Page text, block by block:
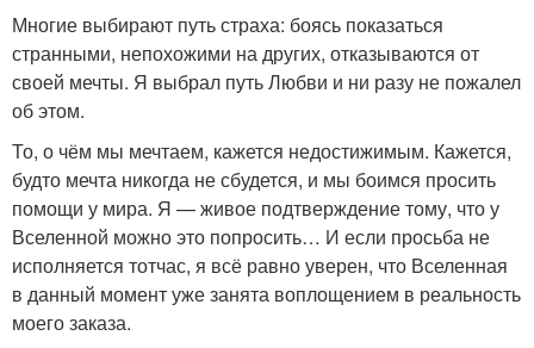
Многие выбирают путь страха: боясь показаться
странными, непохожими на других, отказываются от
своей мечты. Я выбрал путь Любви и ни разу не пожалел
об этом.
То, о чём мы мечтаем, кажется недостижимым. Кажется,
будто мечта никогда не сбудется, и мы боимся просить
помощи у мира. Я — живое подтверждение тому, что у
Вселенной можно это попросить… И если просьба не
исполняется тотчас, я всё равно уверен, что Вселенная
в данный момент уже занята воплощением в реальность
моего заказа.